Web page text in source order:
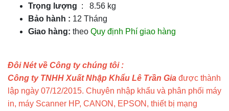
Trọng lượng : 8.56 kg
Bảo hành : 12 Tháng
Giao hàng: theo Quy định Phí giao hàng
Đôi Nét về Công ty chúng tôi :
Công ty TNHH Xuất Nhập Khẩu Lê Trần Gia được thành
lập ngày 07/12/2015. Chuyên nhập khẩu và phân phối máy
in, máy Scanner HP, CANON, EPSON, thiết bị mạng